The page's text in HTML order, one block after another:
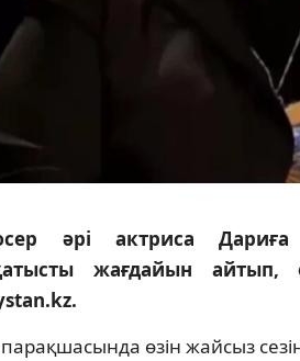
әрі актриса Дариға
жағдайын айтып,
парақшасында өзін жайсыз